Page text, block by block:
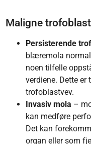
Maligne
Persisterende
blæremola
noen tilfelle
verdiene. Dette
trofoblastvev.
Invasiv mola –
kan medføre
Det kan
organ eller som